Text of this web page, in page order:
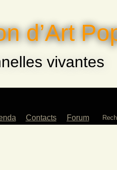
d’Art
vivantes
Contacts Forum